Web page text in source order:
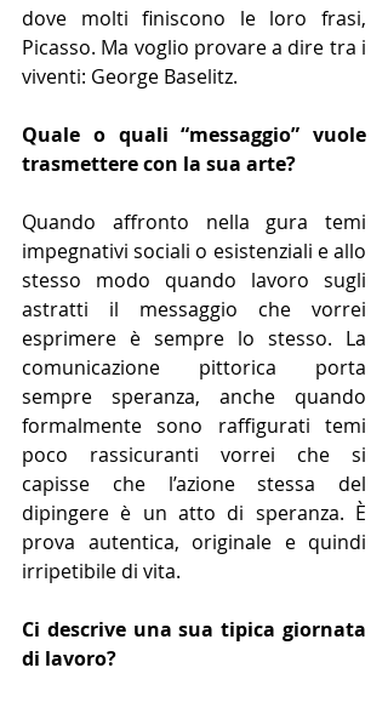
dove molti finiscono le loro frasi,
Picasso. Ma voglio provare a dire tra i
viventi: George Baselitz.
Quale o quali “messaggio” vuole
trasmettere con la sua arte?
Quando affronto nella gura temi
impegnativi sociali o esistenziali e allo
stesso modo quando lavoro sugli
astratti il messaggio che vorrei
esprimere è sempre lo stesso. La
comunicazione pittorica porta
sempre speranza, anche quando
formalmente sono raffigurati temi
poco rassicuranti vorrei che si
capisse che l’azione stessa del
dipingere è un atto di speranza. È
prova autentica, originale e quindi
irripetibile di vita.
Ci descrive una sua tipica giornata
di lavoro?